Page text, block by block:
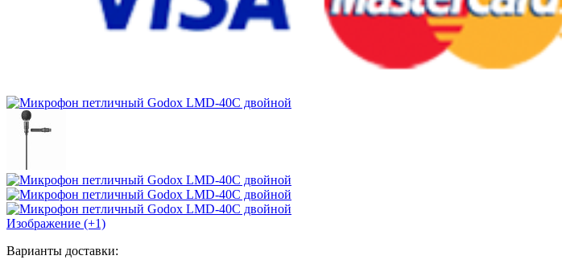
Изображение (+1)
Варианты доставки: